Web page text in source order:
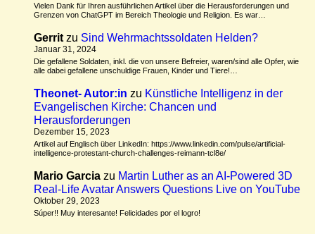
Vielen Dank für Ihren ausführlichen Artikel über die Herausforderungen und
Grenzen von ChatGPT im Bereich Theologie und Religion. Es war…
Gerrit zu Sind Wehrmachtssoldaten Helden?
Januar 31, 2024
Die gefallene Soldaten, inkl. die von unsere Befreier, waren/sind alle Opfer, wie
alle dabei gefallene unschuldige Frauen, Kinder und Tiere!…
Theonet- Autor:in zu Künstliche Intelligenz in der
Evangelischen Kirche: Chancen und
Herausforderungen
Dezember 15, 2023
Artikel auf Englisch über LinkedIn: https://www.linkedin.com/pulse/artificial-
intelligence-protestant-church-challenges-reimann-tcl8e/
Mario Garcia zu Martin Luther as an AI-Powered 3D
Real-Life Avatar Answers Questions Live on YouTube
Oktober 29, 2023
Súper!! Muy interesante! Felicidades por el logro!